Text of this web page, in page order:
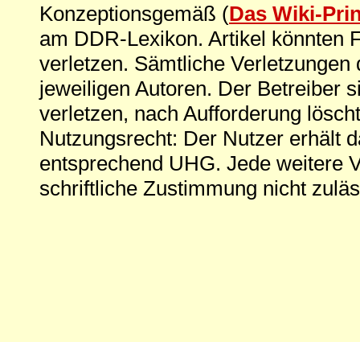
Konzeptionsgemäß (Das Wiki-
am DDR-Lexikon. Artikel könnten
verletzen. Sämtliche
jeweiligen Autoren. Der Betreiber
verletzen, nach Aufforderung
Nutzungsrecht: Der Nutzer erhält
entsprechend UHG. Jede weitere
schriftliche Zustimmung nicht